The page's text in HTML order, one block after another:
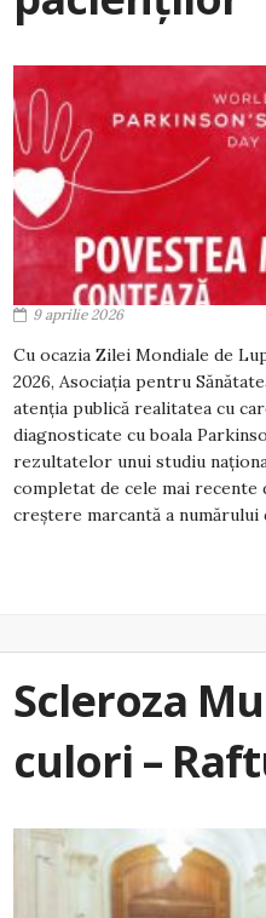
9 aprilie 2026
Cu ocazia Zilei Mondiale de
2026, Asociația pentru
atenția publică realitatea cu
diagnosticate cu boala
rezultatelor unui studiu
completat de cele mai recente
creștere marcantă a numărului
Scleroza
culori –